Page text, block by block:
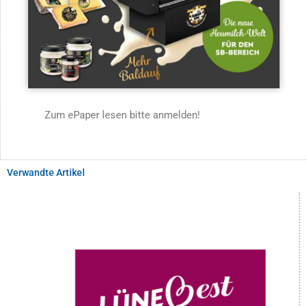
Zum ePaper lesen bitte anmelden!
Verwandte Artikel